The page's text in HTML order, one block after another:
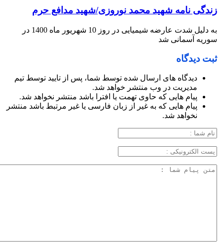
زندگی نامه شهید محمد نوروزی/شهید مدافع حرم
به دلیل شدت عارضه شیمیایی در روز 10 شهریور ماه 1400 در
سوریه آسمانی شد
ثبت دیدگاه
دیدگاه های ارسال شده توسط شما، پس از تایید توسط تیم
مدیریت در وب منتشر خواهد شد.
پیام هایی که حاوی تهمت یا افترا باشد منتشر نخواهد شد.
پیام هایی که به غیر از زبان فارسی یا غیر مرتبط باشد منتشر
نخواهد شد.